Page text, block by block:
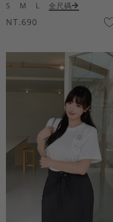
S M L 全尺碼
NT.690